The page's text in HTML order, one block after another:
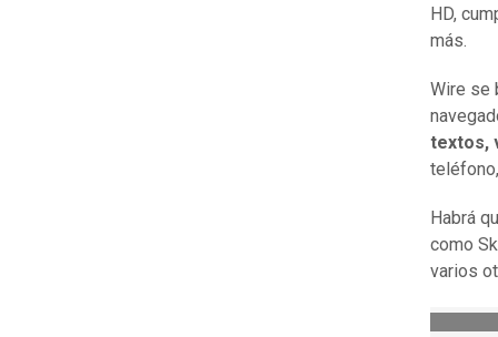
HD,
más.
Wire se
textos,
Habrá
como
varios